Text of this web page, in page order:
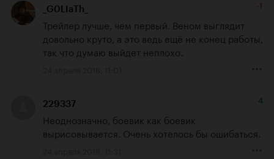
_G0LIaTh_ -1
Трейлер лучше, чем первый. Веном выглядит
довольно круто, а это ведь ещё не конец работы,
так что думаю выйдет неплохо.
229337 4
Неоднозначно, боевик как боевик
вырисовывается. Очень хотелось бы ошибаться.